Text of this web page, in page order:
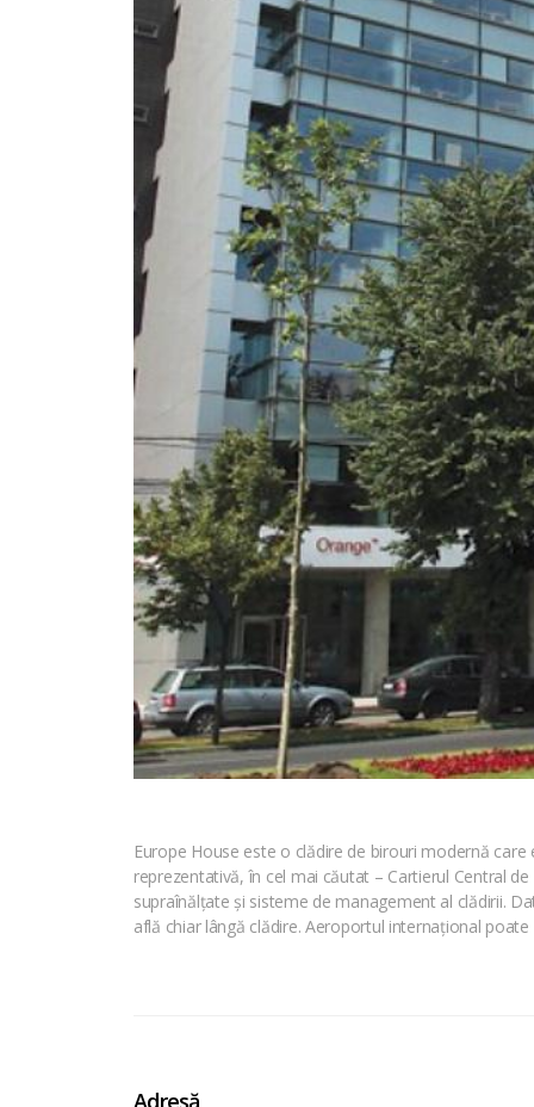
Europe House este o clădire de birouri modernă
reprezentativă, în cel mai căutat – Cartierul Central
supraînălțate și sisteme de management al clădirii.
află chiar lângă clădire. Aeroportul internațional
Adresă